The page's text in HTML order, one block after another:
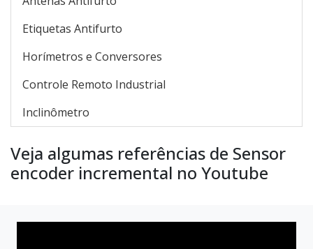
Etiquetas Antifurto
Horímetros e Conversores
Controle Remoto Industrial
Inclinômetro
Veja algumas referências de Sensor
encoder incremental no Youtube